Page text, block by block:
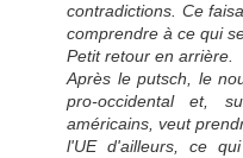
contradictions. Ce
comprendre à ce qui
Petit retour en arrière.
Après le putsch, le
pro-occidental et,
américains, veut
l'UE d'ailleurs, ce